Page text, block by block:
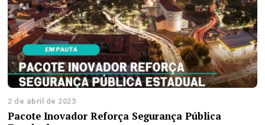
2 de abril de 2023
Pacote Inovador Reforça Segurança Pública